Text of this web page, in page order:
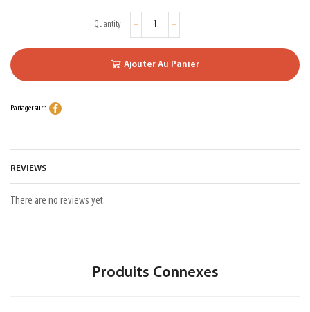
Ajouter Au Panier
Partager sur :
REVIEWS
There are no reviews yet.
Produits Connexes